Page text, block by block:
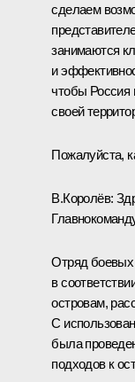
сделаем
занимаются
и
чтобы Россия
своей
Пожалуйста,
В.Королёв:
Отряд боевых
в
островам,
С
была
подходов к